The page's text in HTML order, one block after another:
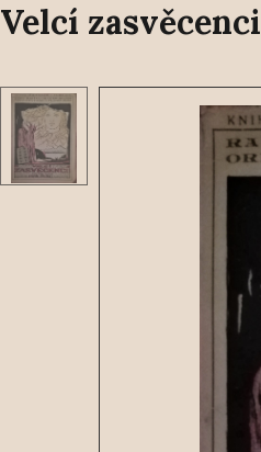
Velcí zasvěcenci